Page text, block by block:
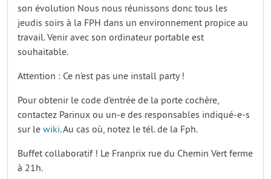
son évolution Nous nous réunissons donc tous les
jeudis soirs à la FPH dans un environnement propice au
travail. Venir avec son ordinateur portable est
souhaitable.
Attention : Ce n’est pas une install party !
Pour obtenir le code d’entrée de la porte cochère,
contactez Parinux ou un-e des responsables indiqué-e-s
sur le wiki. Au cas où, notez le tél. de la Fph.
Buffet collaboratif ! Le Franprix rue du Chemin Vert ferme
à 21h.